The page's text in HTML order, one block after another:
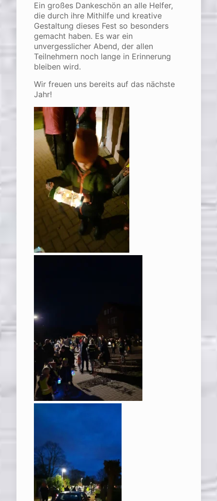
Ein großes Dankeschön an alle Helfer,
die durch ihre Mithilfe und kreative
Gestaltung dieses Fest so besonders
gemacht haben. Es war ein
unvergesslicher Abend, der allen
Teilnehmern noch lange in Erinnerung
bleiben wird.
Wir freuen uns bereits auf das nächste
Jahr!